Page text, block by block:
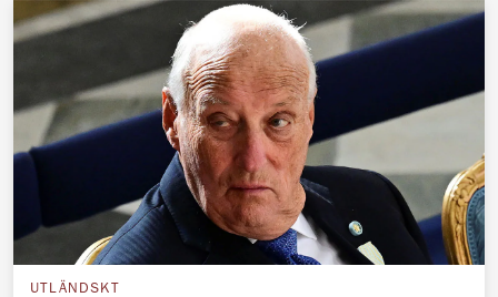
UTLÄNDSKT